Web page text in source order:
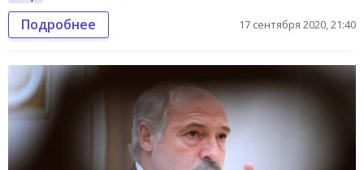
Подробнее 17 сентября 2020, 21:40